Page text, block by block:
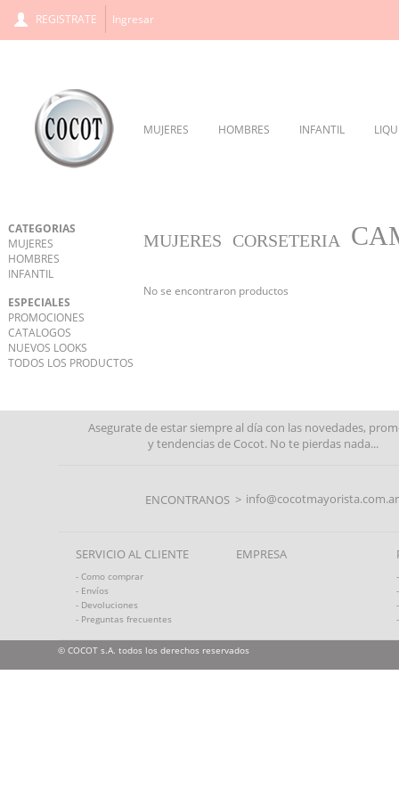
REGISTRATE Ingresar
MUJERES HOMBRES INFANTIL
CATEGORIAS
MUJERES
HOMBRES
INFANTIL
ESPECIALES
PROMOCIONES
CATALOGOS
NUEVOS LOOKS
TODOS LOS PRODUCTOS
MUJERES CORSETERIA
No se encontraron productos
Asegurate de estar siempre al día con las novedades,
y tendencias de Cocot. No te pierdas nada...
ENCONTRANOS > info@cocotmayorista.com.ar
SERVICIO AL CLIENTE
- Como comprar
- Envíos
- Devoluciones
- Preguntas frecuentes
EMPRESA
© COCOT s.A. todos los derechos reservados